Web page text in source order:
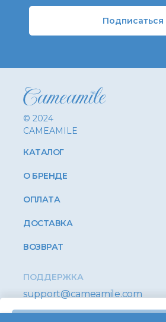
Подписаться
© 2024
CAMEAMILE
ВОЗВРАТ
ДОСТАВКА
ОПЛАТА
О БРЕНДЕ
КАТАЛОГ
support@cameamile.com
ПОДДЕРЖКА